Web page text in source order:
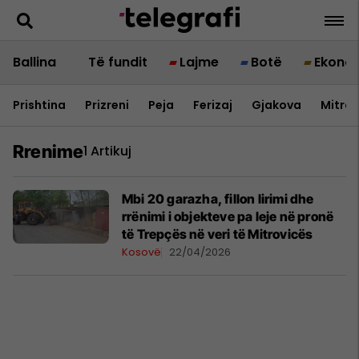
Ballina Të fundit Lajme Botë
Prishtina Prizreni Peja Ferizaj Gjakova
Rrenime1 Artikuj
Mbi 20 garazha, fillon lirimi dhe
rrënimi i objekteve pa leje në pronë
të Trepçës në veri të Mitrovicës
Kosovë 22/04/2026